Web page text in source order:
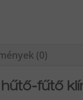
(0)
hűtő-fűtő